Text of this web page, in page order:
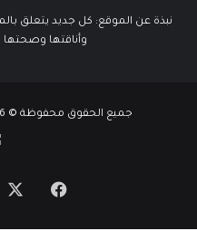
نبذة عن الموقع: كل جديد يتعلق
وأناقتها
جميع الحقوق محفوظة © 2026 تصميم وتطوير iworqs
فيسبوك